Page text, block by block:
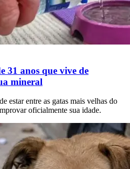
31 anos que vive de
mineral
estar entre as gatas mais velhas do
oficialmente sua idade.